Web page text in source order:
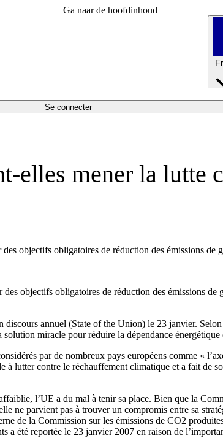
Ga naar de hoofdinhoud
Se connecter
elles mener la lutte
objectifs obligatoires de réduction des émissions de
objectifs obligatoires de réduction des émissions de
annuel (State of the Union) le 23 janvier.
miracle pour réduire la dépendance énergétique
par de nombreux pays européens comme «
lutter contre le réchauffement climatique et a fait de
l’UE a du mal à tenir sa place. Bien que la
ne parvient pas à trouver un compromis entre sa
de la Commission sur les émissions de CO2
a été reportée le 23 janvier 2007 en raison de